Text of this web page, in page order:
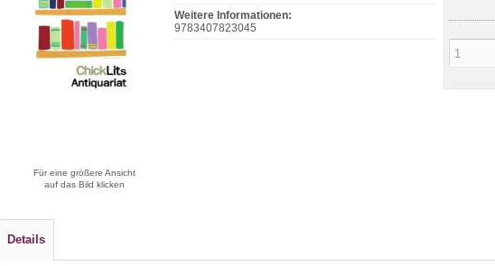
Für eine größere Ansicht
auf das Bild klicken
Weitere Informationen:
9783407823045
Details